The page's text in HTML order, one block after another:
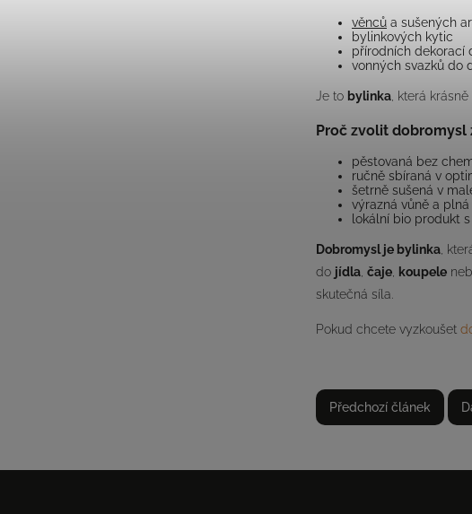
věnců a sušených
bylinkových kytic
přírodních dekorací
vonných svazků do
Je to bylinka , která
Proč zvolit
pěstovaná bez
ručně sbíraná v
šetrně sušená v
výrazná vůně a
lokální bio produkt
Dobromysl je bylinka ,
do jídla čaje koupele
skutečná síla.
Pokud chcete vyzkoušet
Předchozí článek